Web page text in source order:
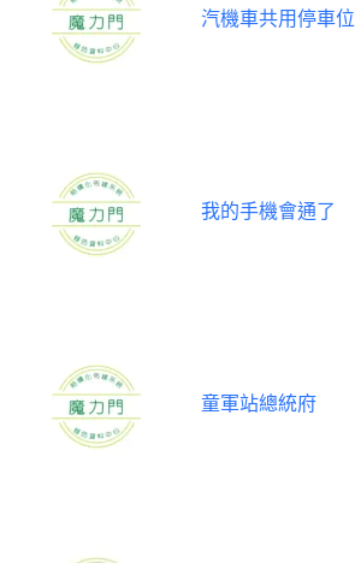
汽機車共用停車位
我的手機會通了
童軍站總統府